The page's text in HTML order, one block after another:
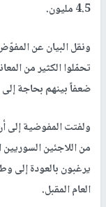
4.5 مليون.
ونقل البيان عن
ضعفاً بينهم بحاجة
من اللاجئين
العام المقبل.